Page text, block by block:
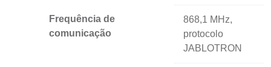
Frequência de
comunicação
868,1 MHz,
protocolo
JABLOTRON